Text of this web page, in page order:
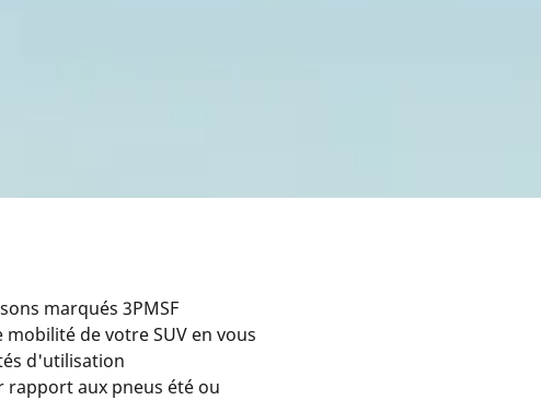
marqués 3PMSF
de votre SUV en vous
d'utilisation
rapport aux pneus été ou